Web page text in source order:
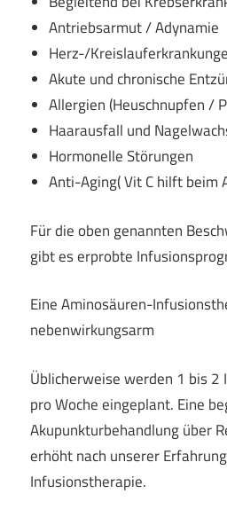
Antriebsarmut / Adynamie
Herz-/
Akute und chronische
Allergien (Heuschnupfen /
Haarausfall und
Hormonelle Störungen
Anti-Aging( Vit C hilft beim
Für die oben genannten
gibt es erprobte
Eine Aminosäuren-
nebenwirkungsarm
Üblicherweise werden 1 bis 2
pro Woche eingeplant. Eine
Akupunkturbehandlung über
erhöht nach unserer
Infusionstherapie.